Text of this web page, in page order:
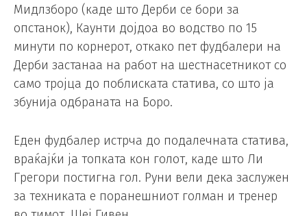
Мидлзборо (каде што Дерби се бори за
опстанок), Каунти дојдоа во водство по 15
минути по корнерот, откако пет фудбалери на
Дерби застанаа на работ на шестнасетникот со
само тројца до поблиската статива, со што ја
збунија одбраната на Боро.
Еден фудбалер истрча до подалечната статива,
враќајќи ја топката кон голот, каде што Ли
Грегори постигна гол. Руни вели дека заслужен
за техниката е поранешниот голман и тренер